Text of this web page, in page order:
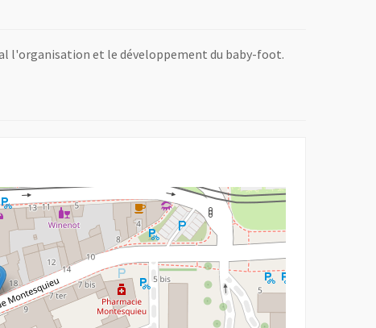
l'organisation et le développement du baby-foot.